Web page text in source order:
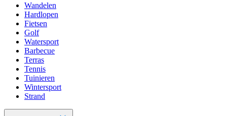
Wandelen
Hardlopen
Fietsen
Golf
Watersport
Barbecue
Terras
Tennis
Tuinieren
Wintersport
Strand